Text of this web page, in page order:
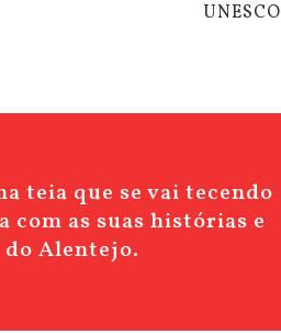
UNESCO
teia que se vai tecendo
com as suas histórias e
Alentejo.